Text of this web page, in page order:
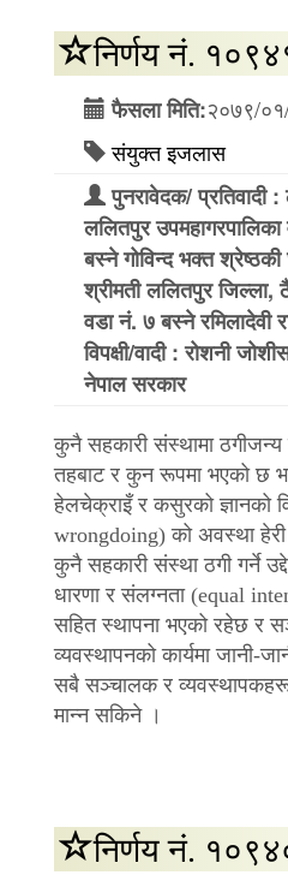
निर्णय नं.
फैसला मिति:२०७९/
संयुक्त इजलास
पुनरावेदक/ प्रतिवादी
ललितपुर
बस्ने गोविन्द भक्त
श्रीमती ललितपुर जिल्ला,
वडा नं. ७ बस्ने रमिलादेवी
विपक्षी/वादी : रोशनी
नेपाल सरकार
कुनै सहकारी संस्थामा ठगीजन्य
तहबाट र कुन रूपमा भएको छ
हेलचेक्राइँ र कसुरको ज्ञानको
wrongdoing) को अवस्था हेरी
कुनै सहकारी संस्था ठगी गर्ने
धारणा र संलग्नता (equal
सहित स्थापना भएको रहेछ र
व्यवस्थापनको कार्यमा जानी-
सबै सञ्चालक र
मान्न सकिने ।
निर्णय नं.